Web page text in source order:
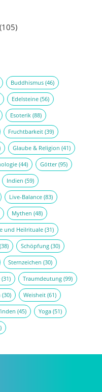
Buddhismus(46)
Edelsteine(56)
Esoterik(88)
Fruchtbarkeit(39)
Glaube & Religion (41)
(44) Götter(95)
Indien (59)
Live-Balance(83)
Mythen (48)
und Heilrituale(31)
(38) Schöpfung(30)
Sternzeichen (30)
(31) Traumdeutung(99)
(30) Weisheit(61)
(45) Yoga(51)